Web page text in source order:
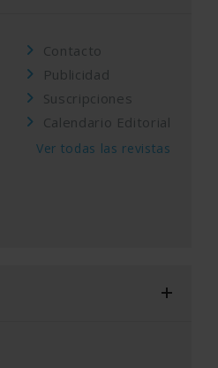
Contacto
Publicidad
Suscripciones
Calendario Editorial
Ver todas las revistas